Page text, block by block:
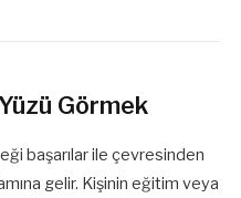
Görmek
başarılar ile çevresinden
gelir. Kişinin eğitim veya